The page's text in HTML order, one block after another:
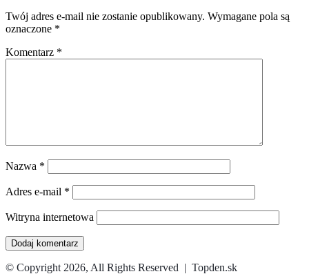
Twój adres e-mail nie zostanie opublikowany. Wymagane pola są
oznaczone *
Komentarz *
Nazwa *
Adres e-mail *
Witryna internetowa
© Copyright 2026, All Rights Reserved | Topden.sk